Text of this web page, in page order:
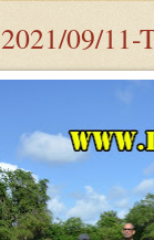
2021/09/11-